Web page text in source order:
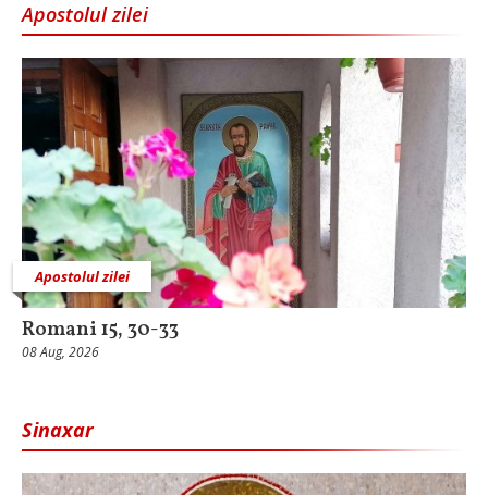
Apostolul zilei
Apostolul zilei
Romani 15, 30-33
08 Aug, 2026
Sinaxar